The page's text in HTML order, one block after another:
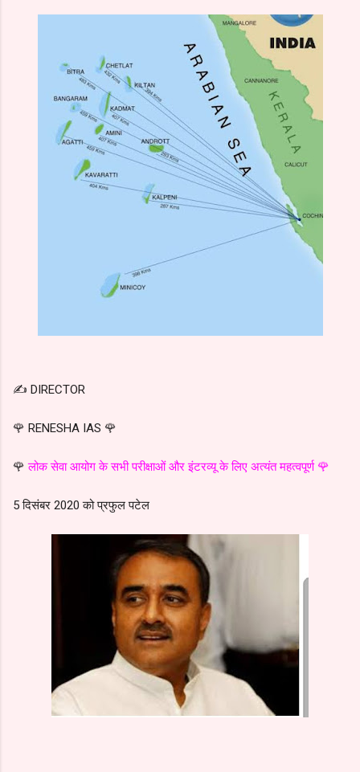
✍️ DIRECTOR
🌹 RENESHA IAS 🌹
🌹लोक सेवा आयोग के सभी परीक्षाओं और इंटरव्यू के लिए अत्यंत महत्वपूर्ण 🌹
5 दिसंबर 2020 को प्रफुल पटेल